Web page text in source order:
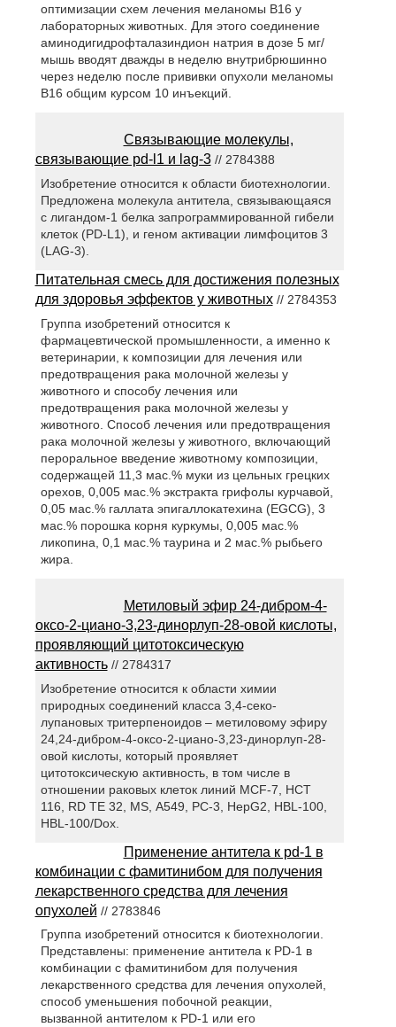
оптимизации схем лечения меланомы В16 у
лабораторных животных. Для этого соединение
аминодигидрофталазиндион натрия в дозе 5 мг/
мышь вводят дважды в неделю внутрибрюшинно
через неделю после прививки опухоли меланомы
В16 общим курсом 10 инъекций.
Связывающие молекулы,
связывающие pd-l1 и lag-3// 2784388
Изобретение относится к области биотехнологии.
Предложена молекула антитела, связывающаяся
с лигандом-1 белка запрограммированной гибели
клеток (PD-L1), и геном активации лимфоцитов 3
(LAG-3).
Питательная смесь для достижения полезных
для здоровья эффектов у животных// 2784353
Группа изобретений относится к
фармацевтической промышленности, а именно к
ветеринарии, к композиции для лечения или
предотвращения рака молочной железы у
животного и способу лечения или
предотвращения рака молочной железы у
животного. Способ лечения или предотвращения
рака молочной железы у животного, включающий
пероральное введение животному композиции,
содержащей 11,3 мас.% муки из цельных грецких
орехов, 0,005 мас.% экстракта грифолы курчавой,
0,05 мас.% галлата эпигаллокатехина (EGCG), 3
мас.% порошка корня куркумы, 0,005 мас.%
ликопина, 0,1 мас.% таурина и 2 мас.% рыбьего
жира.
Метиловый эфир 24-дибром-4-
оксо-2-циано-3,23-динорлуп-28-овой кислоты,
проявляющий цитотоксическую
активность// 2784317
Изобретение относится к области химии
природных соединений класса 3,4-секо-
лупановых тритерпеноидов – метиловому эфиру
24,24-дибром-4-оксо-2-циано-3,23-динорлуп-28-
овой кислоты, который проявляет
цитотоксическую активность, в том числе в
отношении раковых клеток линий MCF-7, НСТ
116, RD ТЕ 32, MS, А549, PC-3, HepG2, HBL-100,
HBL-100/Dox.
Применение антитела к pd-1 в
комбинации с фамитинибом для получения
лекарственного средства для лечения
опухолей // 2783846
Группа изобретений относится к биотехнологии.
Представлены: применение антитела к PD-1 в
комбинации с фамитинибом для получения
лекарственного средства для лечения опухолей,
способ уменьшения побочной реакции,
вызванной антителом к PD-1 или его